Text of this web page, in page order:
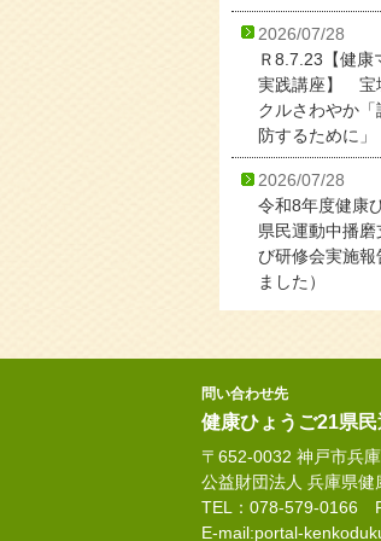
2026/07/28
Ｒ8.7.23【健康
実践講座】 宝
クルさわやか
防するために」
2026/07/28
令和8年度健康
県民運動中播磨
び研修会実施報
ました）
問い合わせ先
健康ひょうご21県
〒652-0032 神戸市兵
公益財団法人 兵庫県
TEL：078-579-0166
E-mail:portal-